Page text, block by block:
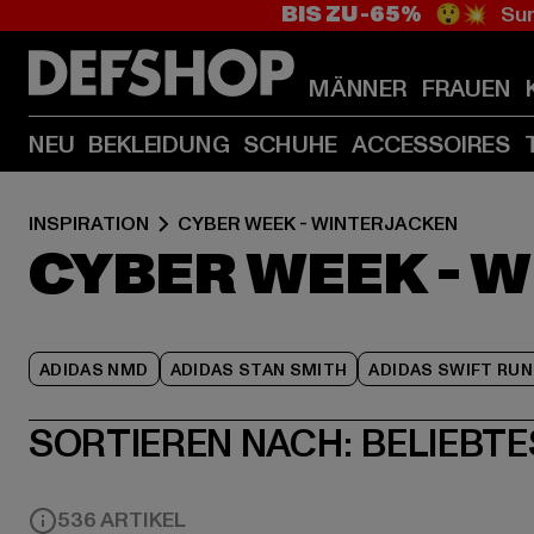
BIS ZU -65% 😲💥
MÄNNER FRAUEN
NEU BEKLEIDUNG SCHUHE ACCESSOIRES
INSPIRATION CYBER WEEK - WINTERJACKEN
CYBER WEEK -
ADIDAS NMD ADIDAS STAN SMITH ADIDAS SWIFT RUN
SORTIEREN NACH:
536 ARTIKEL